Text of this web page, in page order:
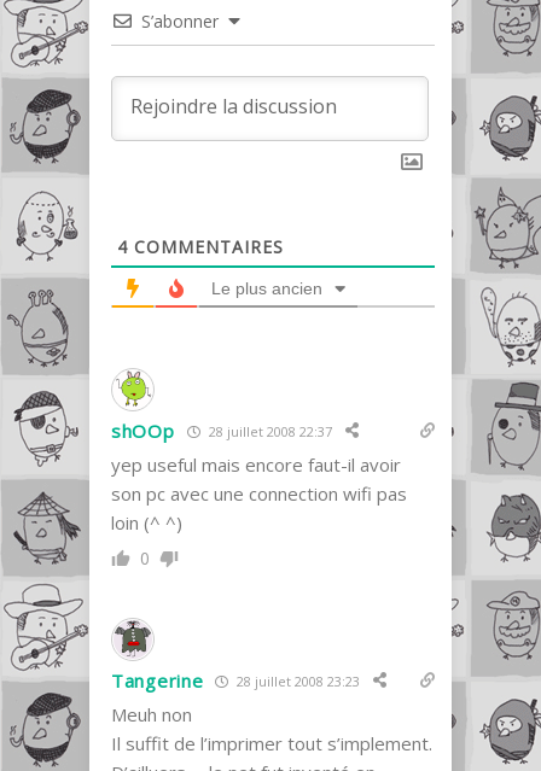
S’abonner
4 COMMENTAIRES
Le plus ancien
shOOp 28 juillet 2008 22:37
yep useful mais encore faut-il avoir
son pc avec une connection wifi pas
loin (^ ^)
0
Tangerine 28 juillet 2008 23:23
Meuh non
Il suffit de l’imprimer tout s’implement.